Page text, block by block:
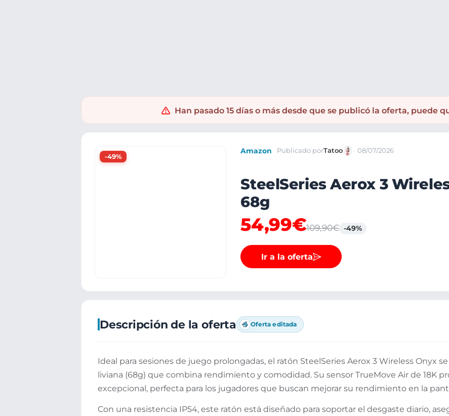
Han pasado 15 días o más desde que se publicó la oferta, puede
-49%
Amazon Publicado porTatoo 08/07/2026
SteelSeries Aerox 3
68g
54,99€109,90€ -49%
Ir a la oferta
Descripción de la oferta Oferta editada
Ideal para sesiones de juego prolongadas, el ratón SteelSeries Aerox 3 Wireless Onyx
liviana (68g) que combina rendimiento y comodidad. Su sensor TrueMove Air de 18K
excepcional, perfecta para los jugadores que buscan mejorar su rendimiento en la
Con una resistencia IP54, este ratón está diseñado para soportar el desgaste diario,